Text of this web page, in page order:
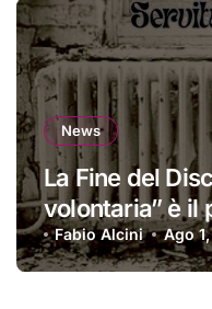
News
La Fine del
volontaria” è il
Fabio Alcini Ago